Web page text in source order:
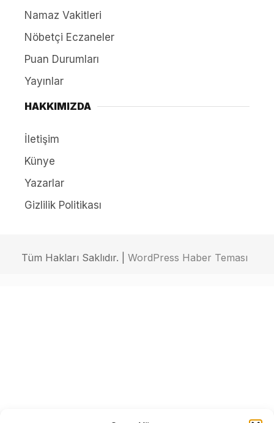
Namaz Vakitleri
Nöbetçi Eczaneler
Puan Durumları
Yayınlar
HAKKIMIZDA
İletişim
Künye
Yazarlar
Gizlilik Politikası
Tüm Hakları Saklıdır. | WordPress Haber Teması